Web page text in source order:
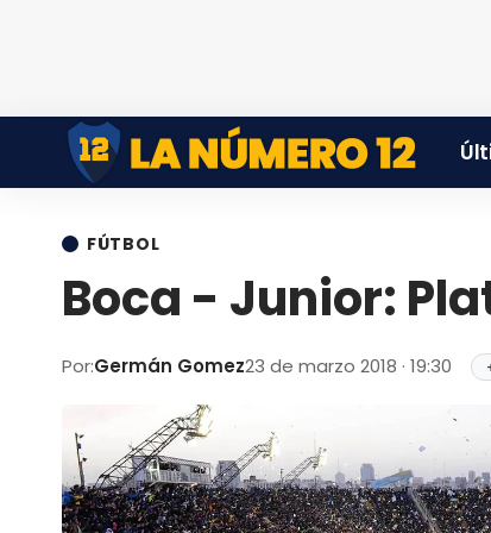
FÚTBOL
Boca - Junior:
Por:Germán Gomez23 de marzo 2018 · 19:30